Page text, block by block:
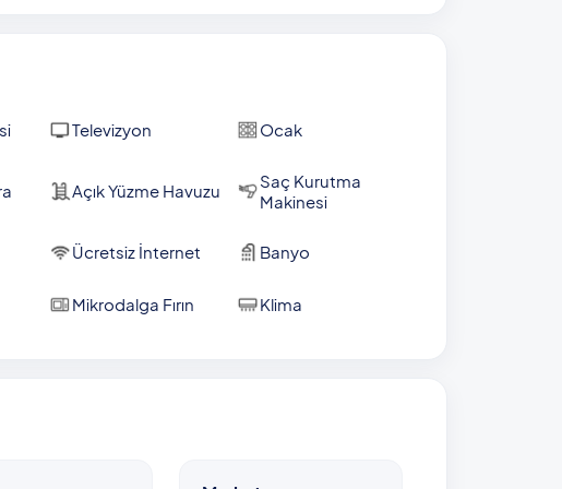
Televizyon Ocak
Açık Yüzme Havuzu
Saç Kurutma
Makinesi
Ücretsiz İnternet Banyo
Mikrodalga Fırın Klima